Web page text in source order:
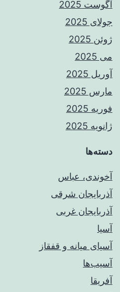
آگوست 2025
جولای 2025
ژوئن 2025
می 2025
آوریل 2025
مارس 2025
فوریه 2025
ژانویه 2025
دسته‌ها
آخوندی، عباس
آذربایجان شرقی
آذربایجان غربی
آسیا
آسیای میانه و قفقاز
آسیب‌ها
آفریقا